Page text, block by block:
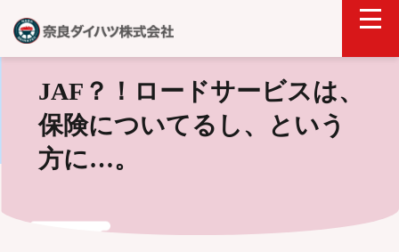
JAF？！ロードサービスは、
保険についてるし、という
方に…。